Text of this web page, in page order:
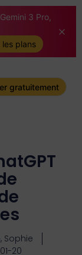
3 Pro,
les plans
gratuitement
Sophie
20